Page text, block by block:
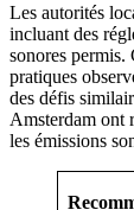
Les autorités
incluant des
sonores permis.
pratiques
des défis
Amsterdam ont
les émissions